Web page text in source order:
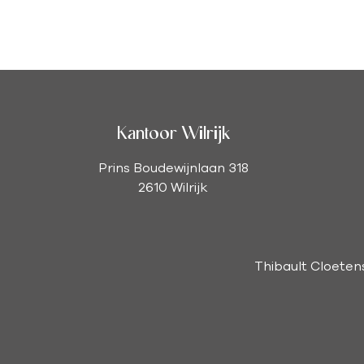
Kantoor Wilrijk
Prins Boudewijnlaan 318
2610 Wilrijk
Thibault